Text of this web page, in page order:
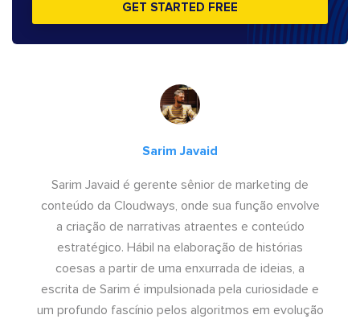
GET STARTED FREE
Sarim Javaid
Sarim Javaid é gerente sênior de marketing de
conteúdo da Cloudways, onde sua função envolve
a criação de narrativas atraentes e conteúdo
estratégico. Hábil na elaboração de histórias
coesas a partir de uma enxurrada de ideias, a
escrita de Sarim é impulsionada pela curiosidade e
um profundo fascínio pelos algoritmos em evolução